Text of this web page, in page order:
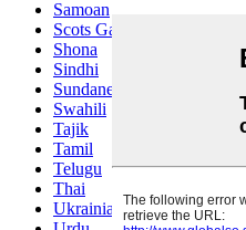
Samoan
Scots Gaelic
Shona
Sindhi
Sundanese
Swahili
Tajik
Tamil
Telugu
Thai
Ukrainian